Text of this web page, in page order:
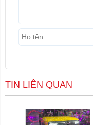
TIN LIÊN QUAN